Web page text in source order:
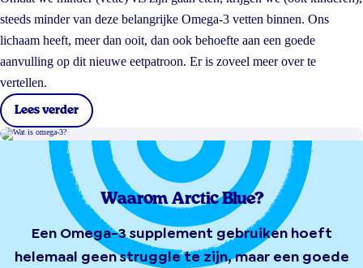
steeds minder van deze belangrijke Omega-3 vetten binnen. Ons
lichaam heeft, meer dan ooit, dan ook behoefte aan een goede
aanvulling op dit nieuwe eetpatroon. Er is zoveel meer over te
vertellen.
Lees verder
Waarom Arctic Blue?
Een Omega-3 supplement gebruiken hoeft
helemaal geen struggle te zijn, maar een goede